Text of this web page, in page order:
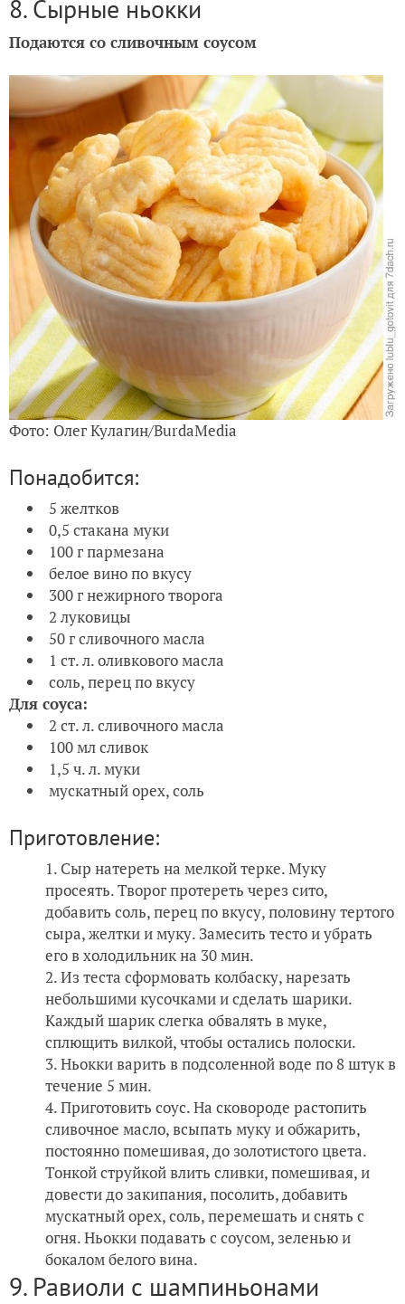
8. Сырные ньокки
Подаются со сливочным соусом
Фото: Олег Кулагин/BurdaMedia
Понадобится:
5 желтков
0,5 стакана муки
100 г пармезана
белое вино по вкусу
300 г нежирного творога
2 луковицы
50 г сливочного масла
1 ст. л. оливкового масла
соль, перец по вкусу
Для соуса:
2 ст. л. сливочного масла
100 мл сливок
1,5 ч. л. муки
мускатный орех, соль
Приготовление:
Сыр натереть на мелкой терке. Муку
просеять. Творог протереть через сито,
добавить соль, перец по вкусу, половину тертого
сыра, желтки и муку. Замесить тесто и убрать
его в холодильник на 30 мин.
Из теста сформовать колбаску, нарезать
небольшими кусочками и сделать шарики.
Каждый шарик слегка обвалять в муке,
сплющить вилкой, чтобы остались полоски.
Ньокки варить в подсоленной воде по 8 штук в
течение 5 мин.
Приготовить соус. На сковороде растопить
сливочное масло, всыпать муку и обжарить,
постоянно помешивая, до золотистого цвета.
Тонкой струйкой влить сливки, помешивая, и
довести до закипания, посолить, добавить
мускатный орех, соль, перемешать и снять с
огня. Ньокки подавать с соусом, зеленью и
бокалом белого вина.
9. Равиоли с шампиньонами